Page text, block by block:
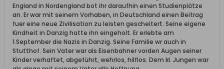
England in Nordengland bot ihr daraufhin einen Studienplätze
an. Er war mit seinem Vorhaben, in Deutschland einen Beitrag
fuer eine neue Zivilisation zu leisten gescheitert. Seine eigene
Kindheit in Danzig hatte ihn eingeholt. Er erlebte am
1.September die Nazis in Danzig. Seine Familie wr auch in
Stutthof. Sein Vater war als Eisenbahner vorden Augen seiner
Kinder verhaftet, abgeführt, wehrlos, hilflos. Dem kl. Jungen war